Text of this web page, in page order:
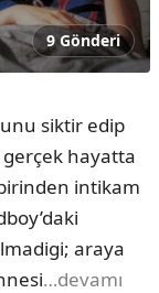
9 Gönderi
siktir edip
gerçek hayatta
intikam
araya
…devamı